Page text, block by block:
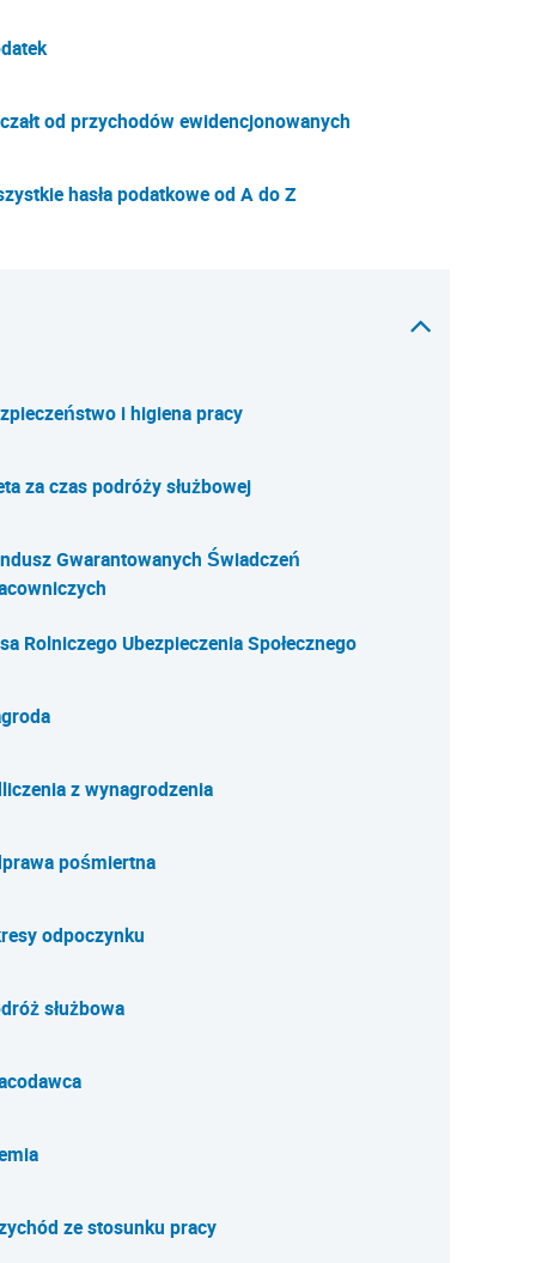
od przychodów ewidencjonowanych
hasła podatkowe od A do Z
i higiena pracy
za czas podróży służbowej
Gwarantowanych Świadczeń
Rolniczego Ubezpieczenia Społecznego
z wynagrodzenia
pośmiertna
odpoczynku
służbowa
ze stosunku pracy